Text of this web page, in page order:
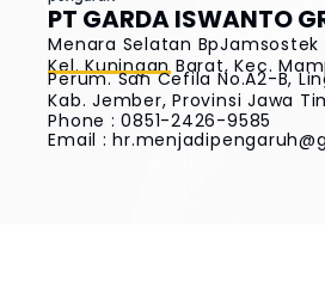
PT GARDA ISWANTO
Menara Selatan BpJamsostek
Kel. Kuningan Barat, Kec.
Perum. San Cefila No.A2-B,
Kab. Jember, Provinsi Jawa
Phone : 0851-2426-9585
Email :